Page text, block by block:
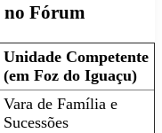
no Fórum
Unidade Competente
(em Foz do Iguaçu)
Vara de Família e
Sucessões